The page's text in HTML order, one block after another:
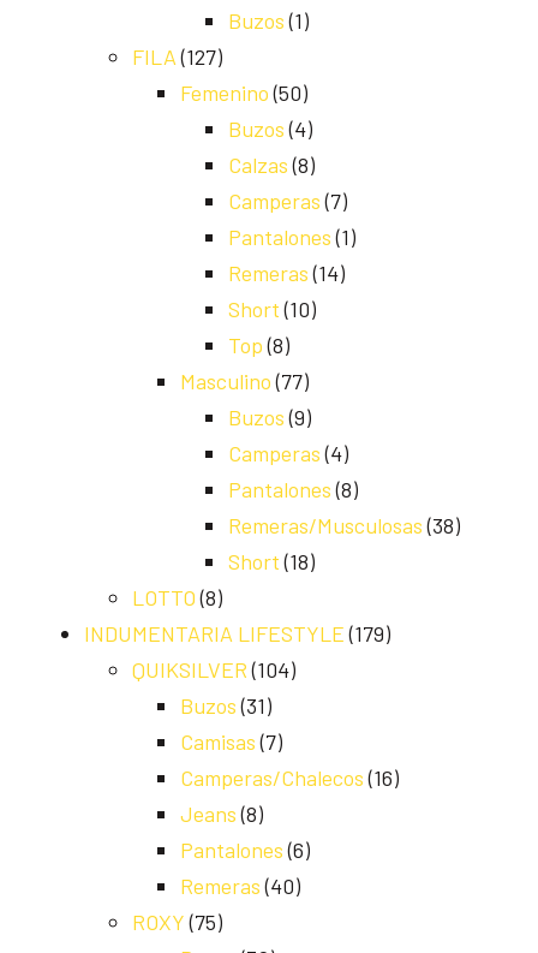
Buzos (1)
FILA (127)
Femenino (50)
Buzos (4)
Calzas (8)
Camperas (7)
Pantalones (1)
Remeras (14)
Short (10)
Top (8)
Masculino (77)
Buzos (9)
Camperas (4)
Pantalones (8)
Remeras/Musculosas (38)
Short (18)
LOTTO (8)
INDUMENTARIA LIFESTYLE (179)
QUIKSILVER (104)
Buzos (31)
Camisas (7)
Camperas/Chalecos (16)
Jeans (8)
Pantalones (6)
Remeras (40)
ROXY (75)